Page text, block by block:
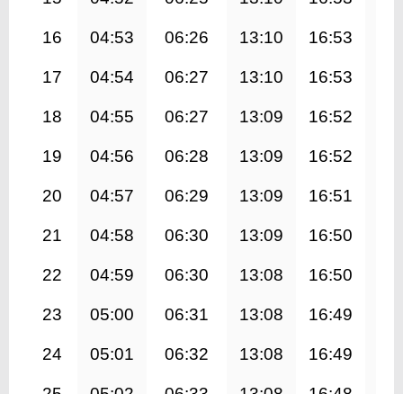
16 04:53 06:26 13:10 16:53
17 04:54 06:27 13:10 16:53
18 04:55 06:27 13:09 16:52
19 04:56 06:28 13:09 16:52
20 04:57 06:29 13:09 16:51
21 04:58 06:30 13:09 16:50
22 04:59 06:30 13:08 16:50
23 05:00 06:31 13:08 16:49
24 05:01 06:32 13:08 16:49